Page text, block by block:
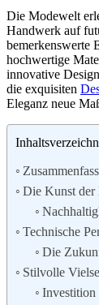
Die Modewelt
Handwerk auf
bemerkenswerte
hochwertige
innovative
die exquisiten
Eleganz neue
Die Kunst der
Technische
Die
Stilvolle
Investition